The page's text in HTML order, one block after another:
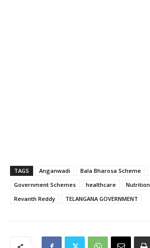
TAGS Anganwadi Bala Bharosa Scheme
Government Schemes
healthcare Nutrition
Revanth Reddy
TELANGANA GOVERNMENT